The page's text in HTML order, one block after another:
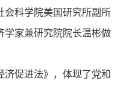
会科学院美国研究所副所
学家兼研究院院长温彬做
济促进法》，体现了党和